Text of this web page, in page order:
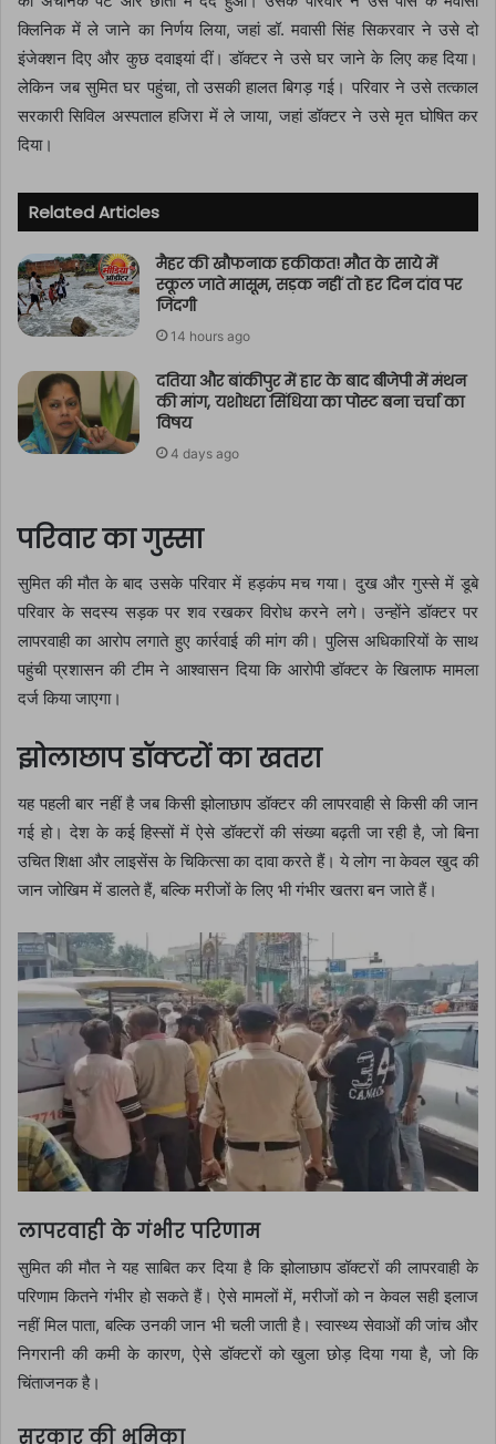
क्लिनिक में ले जाने का निर्णय लिया, जहां डॉ. मवासी सिंह सिकरवार ने उसे दो
इंजेक्शन दिए और कुछ दवाइयां दीं। डॉक्टर ने उसे घर जाने के लिए कह दिया।
लेकिन जब सुमित घर पहुंचा, तो उसकी हालत बिगड़ गई। परिवार ने उसे तत्काल
सरकारी सिविल अस्पताल हजिरा में ले जाया, जहां डॉक्टर ने उसे मृत घोषित कर
दिया।
Related Articles
मैहर की खौफनाक हकीकत! मौत के साये में
स्कूल जाते मासूम, सड़क नहीं तो हर दिन दांव पर
जिंदगी
14 hours ago
दतिया और बांकीपुर में हार के बाद बीजेपी में मंथन
की मांग, यशोधरा सिंधिया का पोस्ट बना चर्चा का
विषय
4 days ago
परिवार का गुस्सा
सुमित की मौत के बाद उसके परिवार में हड़कंप मच गया। दुख और गुस्से में डूबे
परिवार के सदस्य सड़क पर शव रखकर विरोध करने लगे। उन्होंने डॉक्टर पर
लापरवाही का आरोप लगाते हुए कार्रवाई की मांग की। पुलिस अधिकारियों के साथ
पहुंची प्रशासन की टीम ने आश्वासन दिया कि आरोपी डॉक्टर के खिलाफ मामला
दर्ज किया जाएगा।
झोलाछाप डॉक्टरों का खतरा
यह पहली बार नहीं है जब किसी झोलाछाप डॉक्टर की लापरवाही से किसी की जान
गई हो। देश के कई हिस्सों में ऐसे डॉक्टरों की संख्या बढ़ती जा रही है, जो बिना
उचित शिक्षा और लाइसेंस के चिकित्सा का दावा करते हैं। ये लोग ना केवल खुद की
जान जोखिम में डालते हैं, बल्कि मरीजों के लिए भी गंभीर खतरा बन जाते हैं।
लापरवाही के गंभीर परिणाम
सुमित की मौत ने यह साबित कर दिया है कि झोलाछाप डॉक्टरों की लापरवाही के
परिणाम कितने गंभीर हो सकते हैं। ऐसे मामलों में, मरीजों को न केवल सही इलाज
नहीं मिल पाता, बल्कि उनकी जान भी चली जाती है। स्वास्थ्य सेवाओं की जांच और
निगरानी की कमी के कारण, ऐसे डॉक्टरों को खुला छोड़ दिया गया है, जो कि
चिंताजनक है।
सरकार की भूमिका